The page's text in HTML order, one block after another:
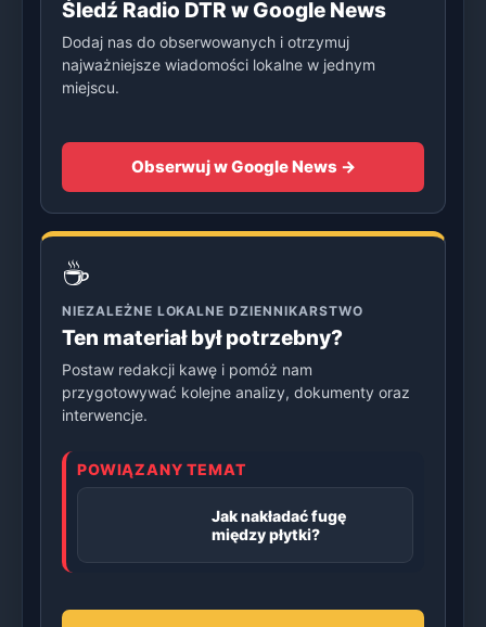
Śledź Radio DTR w Google News
Dodaj nas do obserwowanych i otrzymuj
najważniejsze wiadomości lokalne w jednym
miejscu.
Obserwuj w Google News →
☕
NIEZALEŻNE LOKALNE DZIENNIKARSTWO
Ten materiał był potrzebny?
Postaw redakcji kawę i pomóż nam
przygotowywać kolejne analizy, dokumenty oraz
interwencje.
POWIĄZANY TEMAT
Jak nakładać fugę
między płytki?